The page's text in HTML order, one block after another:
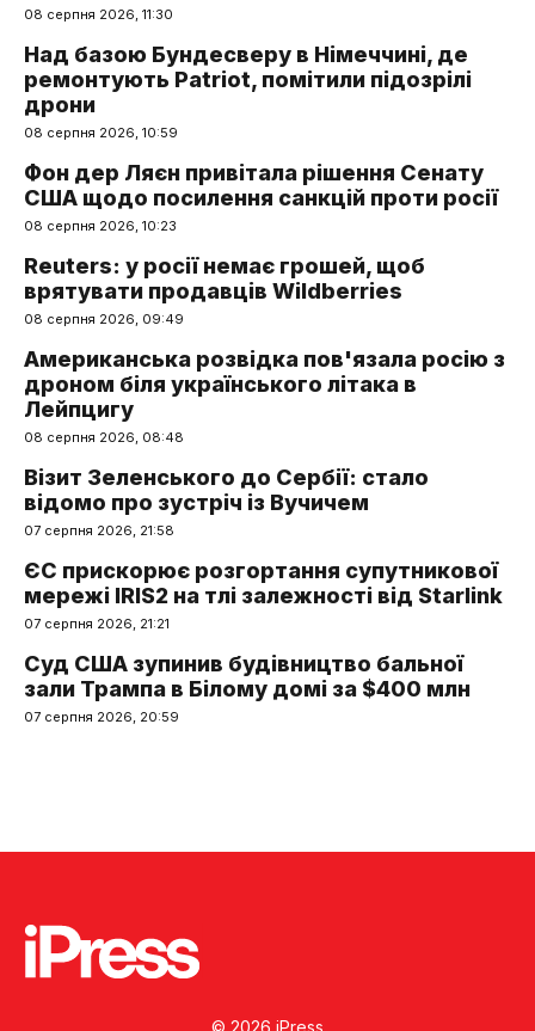
08 серпня 2026, 11:30
Над базою Бундесверу в Німеччині, де
ремонтують Patriot, помітили підозрілі
дрони
08 серпня 2026, 10:59
Фон дер Ляєн привітала рішення Сенату
США щодо посилення санкцій проти росії
08 серпня 2026, 10:23
Reuters: у росії немає грошей, щоб
врятувати продавців Wildberries
08 серпня 2026, 09:49
Американська розвідка пов'язала росію з
дроном біля українського літака в
Лейпцигу
08 серпня 2026, 08:48
Візит Зеленського до Сербії: стало
відомо про зустріч із Вучичем
07 серпня 2026, 21:58
ЄС прискорює розгортання супутникової
мережі IRIS2 на тлі залежності від Starlink
07 серпня 2026, 21:21
Суд США зупинив будівництво бальної
зали Трампа в Білому домі за $400 млн
07 серпня 2026, 20:59
© 2026 iPress